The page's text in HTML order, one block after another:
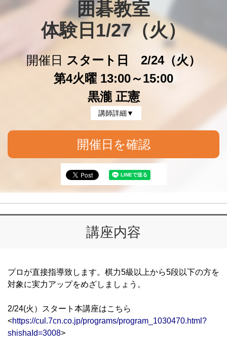
囲碁教室
体験日1/27（火）
開催日 スタート日 2/24（火）
第4火曜 13:00～15:00
黒瀧 正憲
講師詳細▼
開催日を確認
講座内容
プロが直接指導致します。棋力5級以上から5段以下の方を
対象に実力アップをめざしましょう。
2/24(火）スタート本講座はこちら
<https://cul.7cn.co.jp/programs/program_1030470.html?
shishaId=3008>